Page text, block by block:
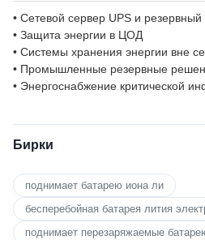
• Сетевой сервер UPS и резервный
• Защита энергии в ЦОД
• Системы хранения энергии вне
• Промышленные резервные
• Энергоснабжение критической
Бирки
поднимает батарею иона ли
бесперебойная батарея лития
поднимает перезаряжаемые